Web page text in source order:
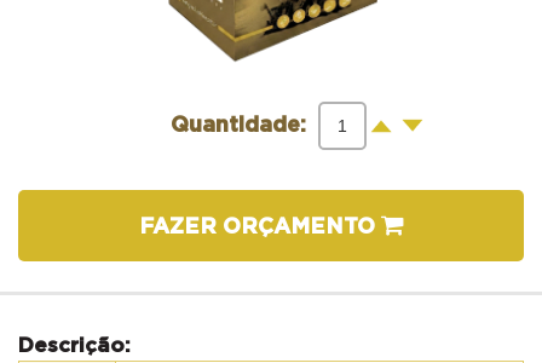
Quantidade: + -
FAZER ORÇAMENTO
Descrição: